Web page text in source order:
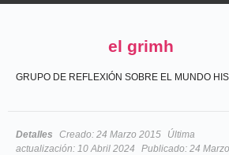
el grimh
GRUPO DE REFLEXIÓN SOBRE EL MUNDO
Detalles Creado: 24 Marzo 2015
Última
actualización: 10 Abril 2024 Publicado: 24 Marzo